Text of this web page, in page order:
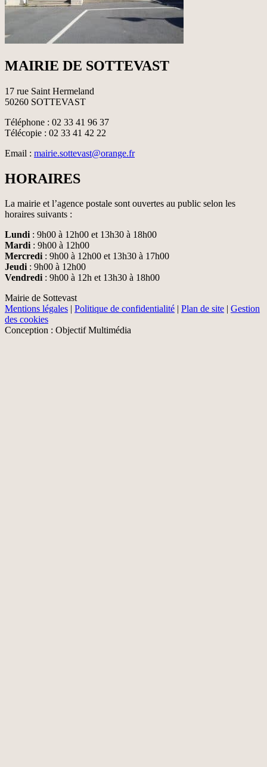
MAIRIE DE SOTTEVAST
17 rue Saint Hermeland
50260 SOTTEVAST
Téléphone : 02 33 41 96 37
Télécopie : 02 33 41 42 22
Email : mairie.sottevast@orange.fr
HORAIRES
La mairie et l’agence postale sont ouvertes au public selon les
horaires suivants :
Lundi: 9h00 à 12h00 et 13h30 à 18h00
Mardi: 9h00 à 12h00
Mercredi: 9h00 à 12h00 et 13h30 à 17h00
Jeudi : 9h00 à 12h00
Vendredi: 9h00 à 12h et 13h30 à 18h00
Mairie de Sottevast
Mentions légales
Politique de confidentialité Plan de site
Gestion
des cookies
Conception : Objectif Multimédia